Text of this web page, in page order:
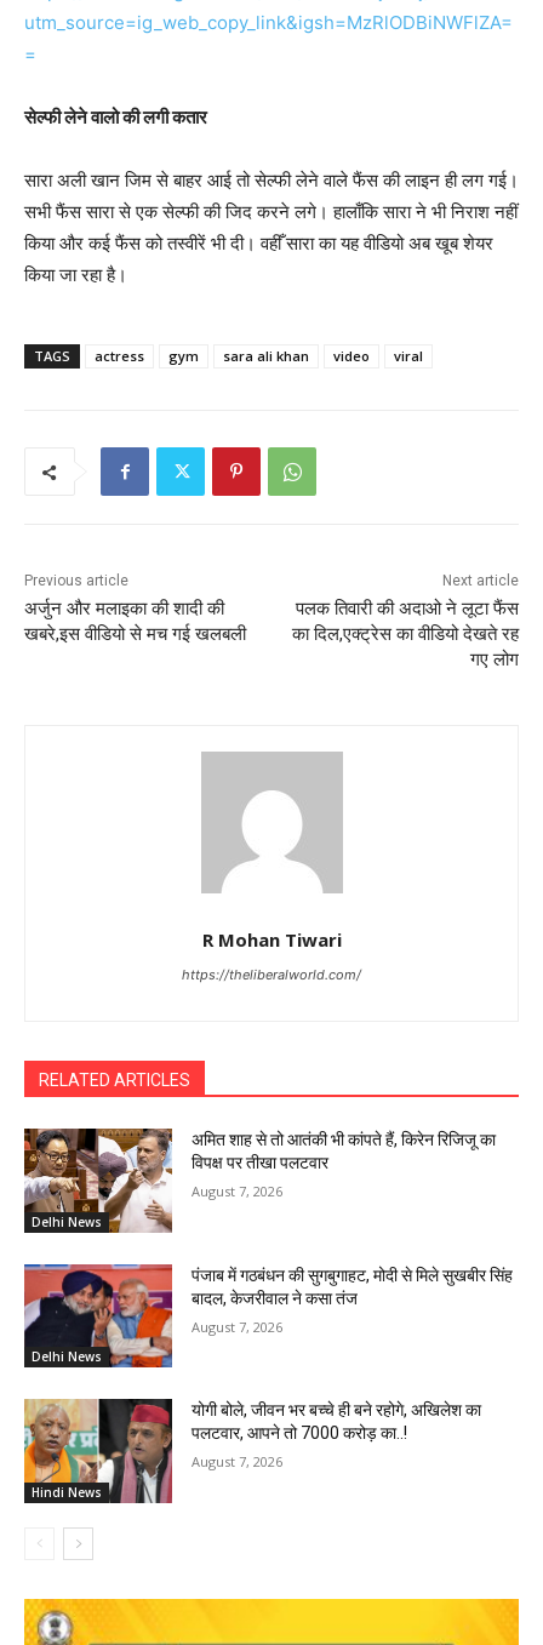
utm_source=ig_web_copy_link&igsh=MzRlODBiNWFlZA=
=
सेल्फी लेने वालो की लगी कतार
सारा अली खान जिम से बाहर आई तो सेल्फी लेने वाले फैंस की लाइन ही लग गई।
सभी फैंस सारा से एक सेल्फी की जिद करने लगे। हालाँकि सारा ने भी निराश नहीं
किया और कई फैंस को तस्वीरें भी दी। वहीँ सारा का यह वीडियो अब खूब शेयर
किया जा रहा है।
TAGS actress gym sara ali khan video viral
Previous article
अर्जुन और मलाइका की शादी की
खबरे,इस वीडियो से मच गई खलबली
Next article
पलक तिवारी की अदाओ ने लूटा फैंस
का दिल,एक्ट्रेस का वीडियो देखते रह
गए लोग
R Mohan Tiwari
https://theliberalworld.com/
RELATED ARTICLES
Delhi News
अमित शाह से तो आतंकी भी कांपते हैं, किरेन रिजिजू का
विपक्ष पर तीखा पलटवार
August 7, 2026
Delhi News
पंजाब में गठबंधन की सुगबुगाहट, मोदी से मिले सुखबीर सिंह
बादल, केजरीवाल ने कसा तंज
August 7, 2026
Hindi News
योगी बोले, जीवन भर बच्चे ही बने रहोगे, अखिलेश का
पलटवार, आपने तो 7000 करोड़ का..!
August 7, 2026